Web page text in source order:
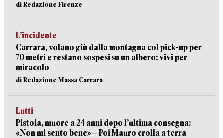
di Redazione Firenze
L’incidente
Carrara, volano giù dalla montagna col pick-up per
70 metri e restano sospesi su un albero: vivi per
miracolo
di Redazione Massa Carrara
Lutti
Pistoia, muore a 24 anni dopo l’ultima consegna:
«Non mi sento bene» – Poi Mauro crolla a terra